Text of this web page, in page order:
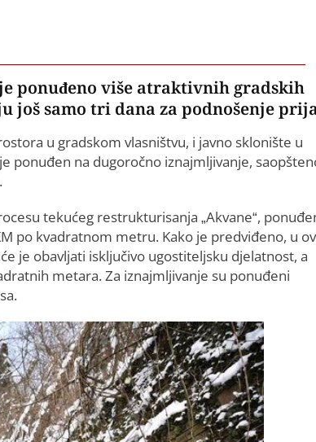
ponuđeno više atraktivnih gradskih
još samo tri dana za podnošenje
u gradskom vlasništvu, i javno sklonište u
ponuđen na dugoročno iznajmljivanje,
tekućeg restrukturisanja „Akvane“,
po kvadratnom metru. Kako je predviđeno, u
je obavljati isključivo ugostiteljsku djelatnost, a
metara. Za iznajmljivanje su ponuđeni